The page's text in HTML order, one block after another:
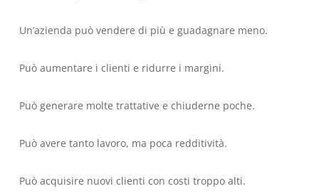
Un’azienda può vendere di più e guadagnare meno.
Può aumentare i clienti e ridurre i margini.
Può generare molte trattative e chiuderne poche.
Può avere tanto lavoro, ma poca redditività.
Può acquisire nuovi clienti con costi troppo alti.